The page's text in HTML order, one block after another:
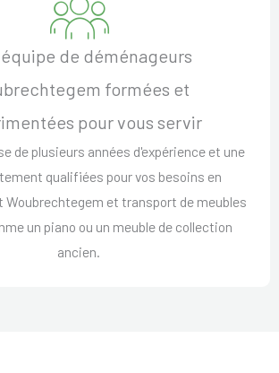
de déménageurs
formées et
pour vous servir
de plusieurs années d'expérience et une
qualifiées pour vos besoins en
Woubrechtegem et transport de meubles
un piano ou un meuble de collection
ancien.